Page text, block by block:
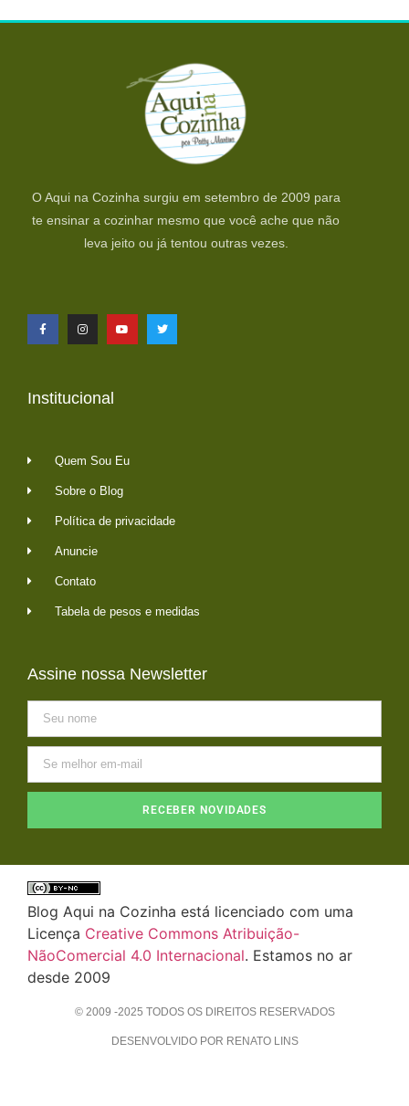
O Aqui na Cozinha surgiu em setembro de 2009 para
te ensinar a cozinhar mesmo que você ache que não
leva jeito ou já tentou outras vezes.
Institucional
Quem Sou Eu
Sobre o Blog
Política de privacidade
Anuncie
Contato
Tabela de pesos e medidas
Assine nossa Newsletter
RECEBER NOVIDADES
Blog Aqui na Cozinha está licenciado com uma
Licença Creative Commons Atribuição-
NãoComercial 4.0 Internacional. Estamos no ar
desde 2009
© 2009 -2025 TODOS OS DIREITOS RESERVADOS
DESENVOLVIDO POR RENATO LINS